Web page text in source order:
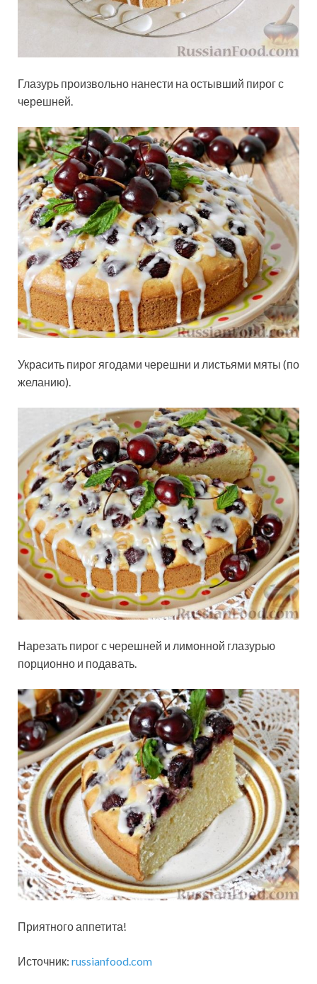
Глазурь произвольно нанести на остывший пирог с
черешней.
Украсить пирог ягодами черешни и листьями мяты (по
желанию).
Нарезать пирог с черешней и лимонной глазурью
порционно и подавать.
Приятного аппетита!
Источник: russianfood.com